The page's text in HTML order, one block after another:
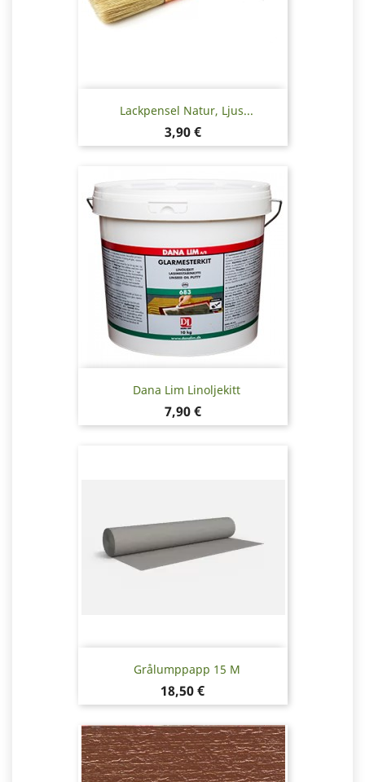
Lackpensel Natur, Ljus...
Pris
3,90 €
Dana Lim Linoljekitt
Pris
7,90 €
Grålumppapp 15 M
Pris
18,50 €